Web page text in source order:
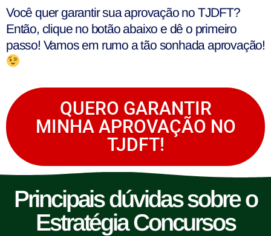
Você quer garantir sua aprovação no TJDFT?
Então, clique no botão abaixo e dê o primeiro
passo! Vamos em rumo a tão sonhada aprovação!
QUERO GARANTIR
MINHA APROVAÇÃO NO
TJDFT!
Principais dúvidas sobre o
Estratégia Concursos